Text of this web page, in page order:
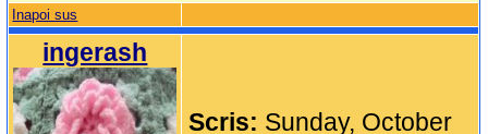
Inapoi sus
ingerash
Scris: Sunday, October